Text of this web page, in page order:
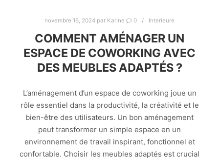
novembre 16, 2024 par Karine 0 Interieure
COMMENT AMÉNAGER UN
ESPACE DE COWORKING AVEC
DES MEUBLES ADAPTÉS ?
L’aménagement d’un espace de coworking joue un
rôle essentiel dans la productivité, la créativité et le
bien-être des utilisateurs. Un bon aménagement
peut transformer un simple espace en un
environnement de travail inspirant, fonctionnel et
confortable. Choisir les meubles adaptés est crucial